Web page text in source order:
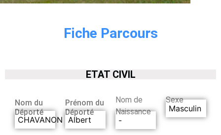
Fiche Parcours
ETAT CIVIL
Nom du
Déporté
CHAVANON
Prénom du
Déporté
Albert
Nom de
Naissance
-
Sexe
Masculin